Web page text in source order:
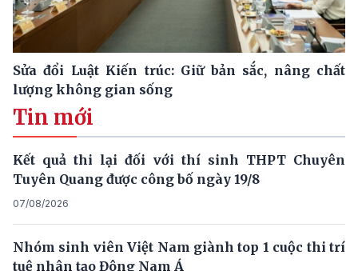
Sửa đổi Luật Kiến trúc: Giữ bản sắc, nâng chất
lượng không gian sống
Tin mới
Kết quả thi lại đối với thí sinh THPT Chuyên
Tuyên Quang được công bố ngày 19/8
07/08/2026
Nhóm sinh viên Việt Nam giành top 1 cuộc thi trí
tuệ nhân tạo Đông Nam Á